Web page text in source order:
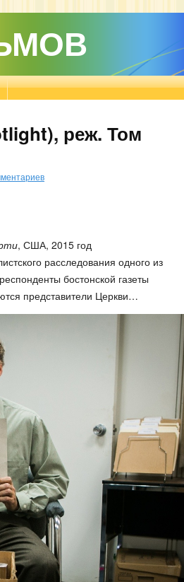
реж. Том
, США, 2015 год
расследования одного из
бостонской газеты
представители Церкви…